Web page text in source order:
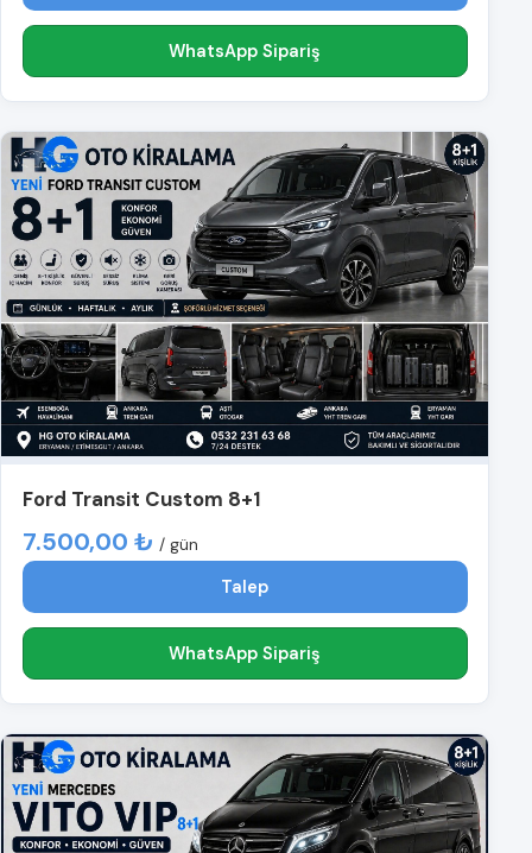
WhatsApp Sipariş
Ford Transit Custom 8+1
7.500,00 ₺ / gün
Talep
WhatsApp Sipariş